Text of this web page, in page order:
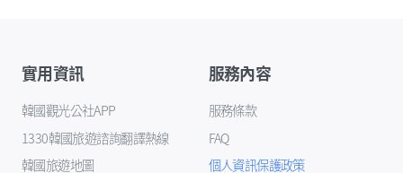
實用資訊
韓國觀光公社APP
1330韓國旅遊諮詢翻譯熱線
韓國旅遊地圖
服務內容
服務條款
FAQ
個人資訊保護政策